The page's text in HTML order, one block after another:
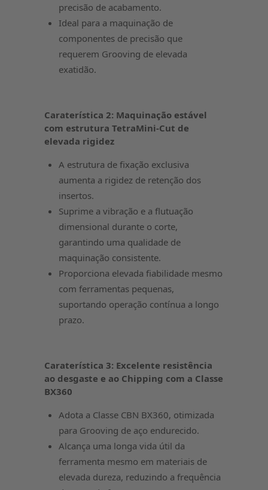
precisão de acabamento.
Ideal para a maquinação de
componentes de precisão que
requerem Grooving de elevada
exatidão.
Caraterística 2: Maquinação estável
com estrutura TetraMini-Cut de
elevada rigidez
A estrutura de fixação exclusiva
aumenta a rigidez de retenção dos
insertos.
Suprime a vibração e a flutuação
dimensional durante o corte,
garantindo uma qualidade de
maquinação consistente.
Proporciona elevada fiabilidade mesmo
com ferramentas pequenas,
suportando operação contínua a longo
prazo.
Caraterística 3: Excelente resistência
ao desgaste e ao Chipping com a Classe
BX360
Adota a Classe CBN BX360, otimizada
para Grooving de aço endurecido.
Alcança uma longa vida útil da
ferramenta mesmo em materiais de
elevada dureza, reduzindo a frequência